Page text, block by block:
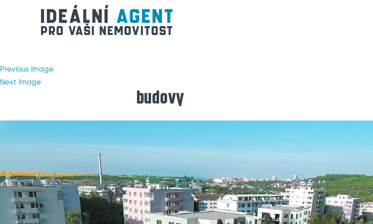
Previous Image
Next Image
budovy